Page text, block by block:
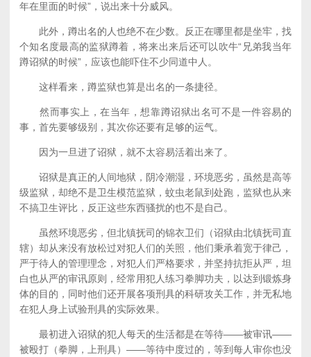
年在里面的时候”，说出来十分威风。
此外，蹲出名的人也绝不在少数。反正在哪里都是坐牢，找
个知名度最高的监狱蹲着，将来出来后还可以吹牛“兄弟我当年
蹲诏狱的时候”，应该也能吓住不少同道中人。
这样看来，蹲监狱也算是出名的一条捷径。
然而事实上，在当年，想靠蹲诏狱出名可不是一件容易的
事，首先要够级别，其次你还要有足够的运气。
因为一旦进了诏狱，就不太容易活着出来了。
诏狱是真正的人间地狱，阴冷潮湿，环境恶劣，虽然是高等
级监狱，却绝不是卫生模范监狱，蚊虫老鼠到处跑，监狱也从来
不搞卫生评比，反正这些东西骚扰的也不是自己。
虽然环境恶劣，但北镇抚司的锦衣卫们（诏狱由北镇抚司直
辖）却从来没有放松过对犯人们的关照，他们秉承着宽于律己，
严于待人的管理理念，对犯人们严格要求，并坚持抗拒从严，坦
白也从严的审讯原则，经常用犯人练习拳脚功夫，以达到锻炼身
体的目的，同时他们还开展各项刑具的科研攻关工作，并无私地
在犯人身上试验刑具的实际效果。
最初进入诏狱的犯人每天的生活都是在等待——被审讯——
被殴打（拳脚，上刑具）——等待中度过的，等到每人审你也没